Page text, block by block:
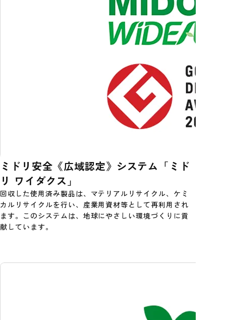
ミドリ安全《広域認定》システム「ミド
リ ワイダクス」
回収した使用済み製品は、マテリアルリサイクル、ケミ
カルリサイクルを行い、産業用資材等として再利用され
ます。このシステムは、地球にやさしい環境づくりに貢
献しています。